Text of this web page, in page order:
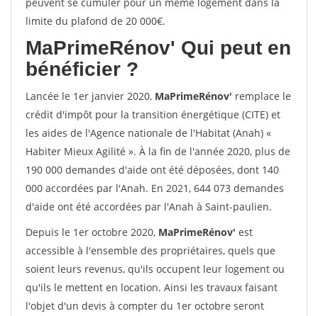
limite du plafond de 20 000€.
MaPrimeRénov' Qui peut en
bénéficier ?
Lancée le 1er janvier 2020, MaPrimeRénov' remplace le
crédit d'impôt pour la transition énergétique (CITE) et
les aides de l'Agence nationale de l'Habitat (Anah) «
Habiter Mieux Agilité ». À la fin de l'année 2020, plus de
190 000 demandes d'aide ont été déposées, dont 140
000 accordées par l'Anah. En 2021, 644 073 demandes
d'aide ont été accordées par l'Anah à Saint-paulien.
Depuis le 1er octobre 2020, MaPrimeRénov' est
accessible à l'ensemble des propriétaires, quels que
soient leurs revenus, qu'ils occupent leur logement ou
qu'ils le mettent en location. Ainsi les travaux faisant
l'objet d'un devis à compter du 1er octobre seront